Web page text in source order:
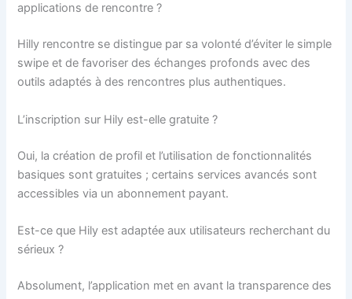
applications de rencontre ?
Hilly rencontre se distingue par sa volonté d’éviter le simple
swipe et de favoriser des échanges profonds avec des
outils adaptés à des rencontres plus authentiques.
L’inscription sur Hily est-elle gratuite ?
Oui, la création de profil et l’utilisation de fonctionnalités
basiques sont gratuites ; certains services avancés sont
accessibles via un abonnement payant.
Est-ce que Hily est adaptée aux utilisateurs recherchant du
sérieux ?
Absolument, l’application met en avant la transparence des